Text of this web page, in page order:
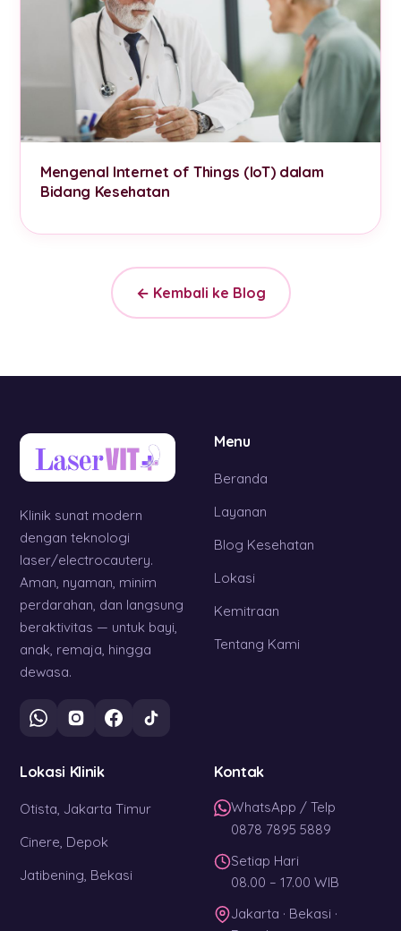
Mengenal Internet of Things (IoT) dalam
Bidang Kesehatan
← Kembali ke Blog
Klinik sunat modern
dengan teknologi
laser/electrocautery.
Aman, nyaman, minim
perdarahan, dan langsung
beraktivitas — untuk bayi,
anak, remaja, hingga
dewasa.
Menu
Beranda
Layanan
Blog Kesehatan
Lokasi
Kemitraan
Tentang Kami
Lokasi Klinik
Otista, Jakarta Timur
Cinere, Depok
Jatibening, Bekasi
Kontak
WhatsApp / Telp
0878 7895 5889
Setiap Hari
08.00 – 17.00 WIB
Jakarta · Bekasi ·